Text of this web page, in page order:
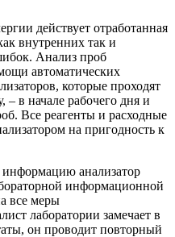
действует отработанная
внутренних так и
Анализ проб
автоматических
которые проходят
– в начале рабочего дня и
Все реагенты и расходные
на пригодность к
анализатор
информационной
все меры
лаборатории замечает в
он проводит повторный